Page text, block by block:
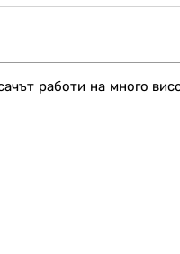
работи на много